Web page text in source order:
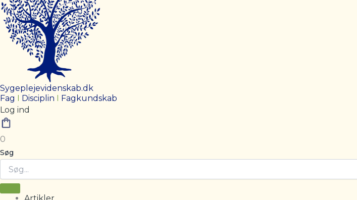
Sygeplejevidenskab.dk
Fag I Disciplin I Fagkundskab
Log ind
0
Søg